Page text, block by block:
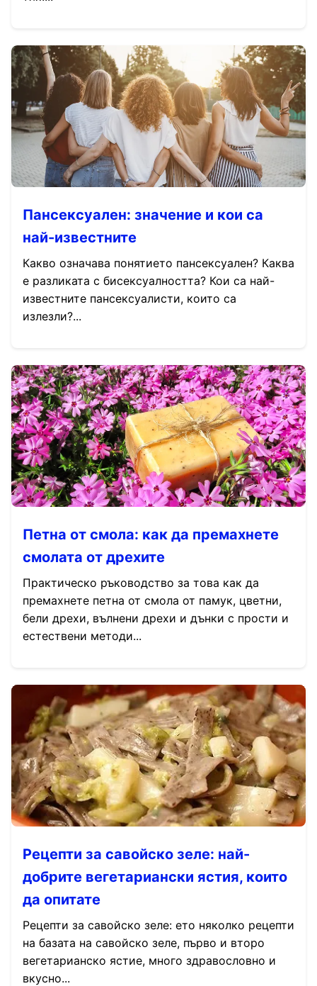
Пансексуален: значение и кои са
най-известните
Какво означава понятието пансексуален? Каква
е разликата с бисексуалността? Кои са най-
известните пансексуалисти, които са
излезли?...
Петна от смола: как да премахнете
смолата от дрехите
Практическо ръководство за това как да
премахнете петна от смола от памук, цветни,
бели дрехи, вълнени дрехи и дънки с прости и
естествени методи...
Рецепти за савойско зеле: най-
добрите вегетариански ястия, които
да опитате
Рецепти за савойско зеле: ето няколко рецепти
на базата на савойско зеле, първо и второ
вегетарианско ястие, много здравословно и
вкусно...